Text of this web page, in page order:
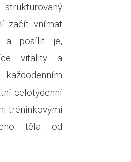
začít vnímat
a posílit je,
vitality a
celotýdenní
tréninkovými
těla od